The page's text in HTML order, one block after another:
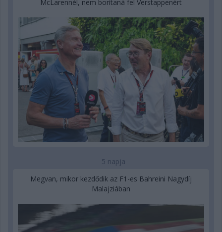
McLarennél, nem borítaná fel Verstappenért
5 napja
Megvan, mikor kezdődik az F1-es Bahreini Nagydíj
Malajziában